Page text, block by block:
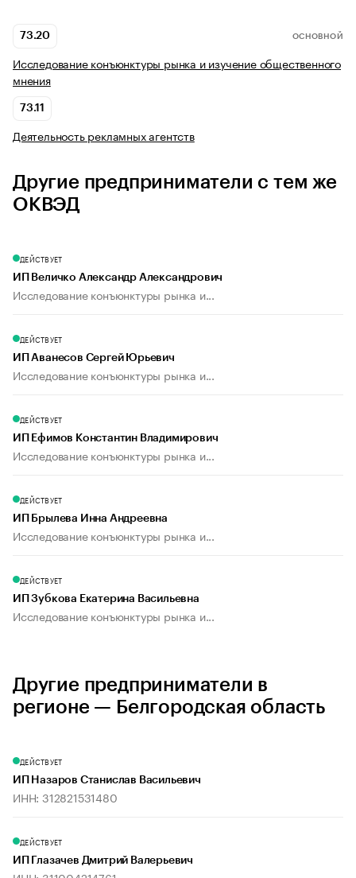
73.20 ОСНОВНОЙ
Исследование конъюнктуры рынка и изучение общественного
мнения
73.11
Деятельность рекламных агентств
Другие предприниматели с тем же
ОКВЭД
ДЕЙСТВУЕТ
ИП Величко Александр Александрович
Исследование конъюнктуры рынка и...
ДЕЙСТВУЕТ
ИП Аванесов Сергей Юрьевич
Исследование конъюнктуры рынка и...
ДЕЙСТВУЕТ
ИП Ефимов Константин Владимирович
Исследование конъюнктуры рынка и...
ДЕЙСТВУЕТ
ИП Брылева Инна Андреевна
Исследование конъюнктуры рынка и...
ДЕЙСТВУЕТ
ИП Зубкова Екатерина Васильевна
Исследование конъюнктуры рынка и...
Другие предприниматели в
регионе — Белгородская область
ДЕЙСТВУЕТ
ИП Назаров Станислав Васильевич
ИНН: 312821531480
ДЕЙСТВУЕТ
ИП Глазачев Дмитрий Валерьевич